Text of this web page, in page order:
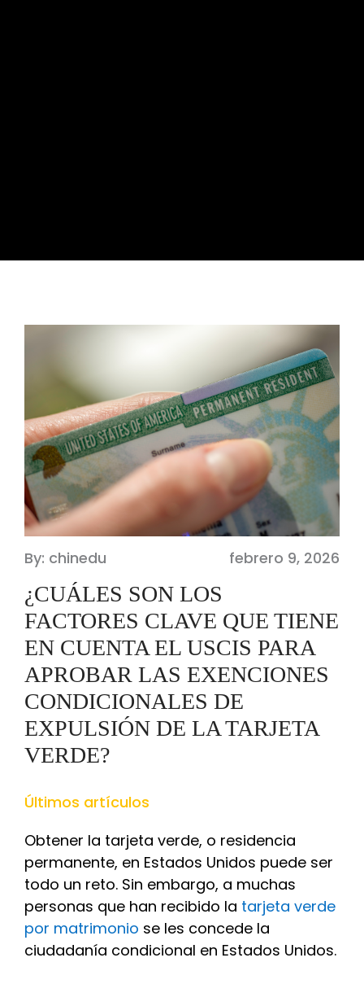
By: chinedu febrero 9, 2026
¿CUÁLES SON LOS
FACTORES CLAVE QUE TIENE
EN CUENTA EL USCIS PARA
APROBAR LAS EXENCIONES
CONDICIONALES DE
EXPULSIÓN DE LA TARJETA
VERDE?
Últimos artículos
Obtener la tarjeta verde, o residencia
permanente, en Estados Unidos puede ser
todo un reto. Sin embargo, a muchas
personas que han recibido la tarjeta verde
por matrimonio se les concede la
ciudadanía condicional en Estados Unidos.